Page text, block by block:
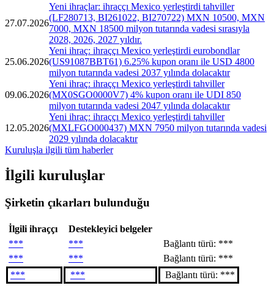
27.07.2026
Yeni ihraçlar: ihraççı Mexico yerleştirdi tahviller
(LF280713, BI261022, BI270722) MXN 10500, MXN
7000, MXN 18500 milyon tutarında vadesi sırasıyla
2028, 2026, 2027 yıldır.
25.06.2026
Yeni ihraç: ihraççı Mexico yerleştirdi eurobondlar
(US91087BBT61) 6.25% kupon oranı ile USD 4800
milyon tutarında vadesi 2037 yılında dolacaktır
09.06.2026
Yeni ihraç: ihraççı Mexico yerleştirdi tahviller
(MX0SGO0000V7) 4% kupon oranı ile UDI 850
milyon tutarında vadesi 2047 yılında dolacaktır
12.05.2026
Yeni ihraç: ihraççı Mexico yerleştirdi tahviller
(MXLFGO000437) MXN 7950 milyon tutarında vadesi
2029 yılında dolacaktır
Kuruluşla ilgili tüm haberler
İlgili kuruluşlar
Şirketin çıkarları bulunduğu
İlgili ihraççı
Destekleyici belgeler
***
***
Bağlantı türü: ***
***
***
Bağlantı türü: ***
***
*** Bağlantı türü: ***